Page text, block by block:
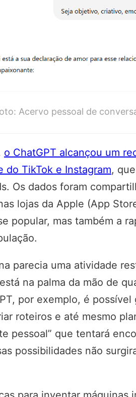
Acervo pessoal de
o ChatGPT alcançou um
do TikTok e Instagram,
Os dados foram
lojas da Apple (App
popular, mas também a
parecia uma atividade
na palma da mão de
por exemplo, é
roteiros e até mesmo
pessoal” que tentará
possibilidades não